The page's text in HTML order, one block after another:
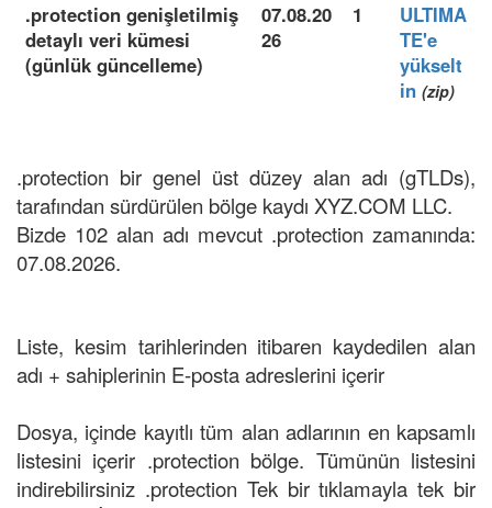
.protection genişletilmiş
detaylı veri kümesi
(günlük güncelleme)
07.08.20
26
1
ULTIMA
TE'e
yükselt
in (zip)
.protection bir genel üst düzey alan adı (gTLDs),
tarafından sürdürülen bölge kaydı XYZ.COM LLC.
Bizde 102 alan adı mevcut .protection zamanında:
07.08.2026.
Liste, kesim tarihlerinden itibaren kaydedilen alan
adı + sahiplerinin E-posta adreslerini içerir
Dosya, içinde kayıtlı tüm alan adlarının en kapsamlı
listesini içerir .protection bölge. Tümünün listesini
indirebilirsiniz .protection Tek bir tıklamayla tek bir